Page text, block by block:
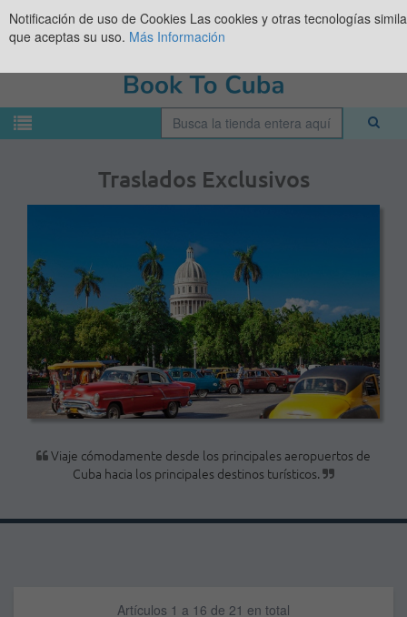
Traslados Exclusivos
Viaje cómodamente desde los principales aeropuertos de
Cuba hacia los principales destinos turísticos.
Artículos 1 a 16 de 21 en total
Notificación de uso de Cookies Las cookies y otras tecnologías
que aceptas su uso. Más Información